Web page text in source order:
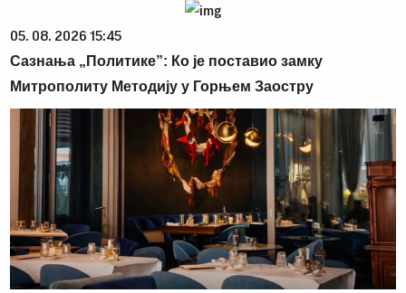
05. 08. 2026 15:45
Сазнања „Политике”: Ко је поставио замку
Митрополиту Методију у Горњем Заостру